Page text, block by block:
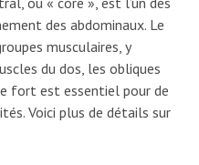
des abdominaux. Le
musculaires, y
du dos, les obliques
fort est essentiel pour de
Voici plus de détails sur